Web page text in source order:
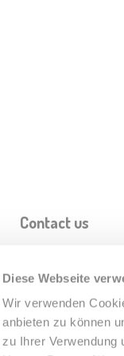
Diese Webseite
Wir verwenden
anbieten zu können
zu Ihrer Verwendung
Contact us
export@momi.pl